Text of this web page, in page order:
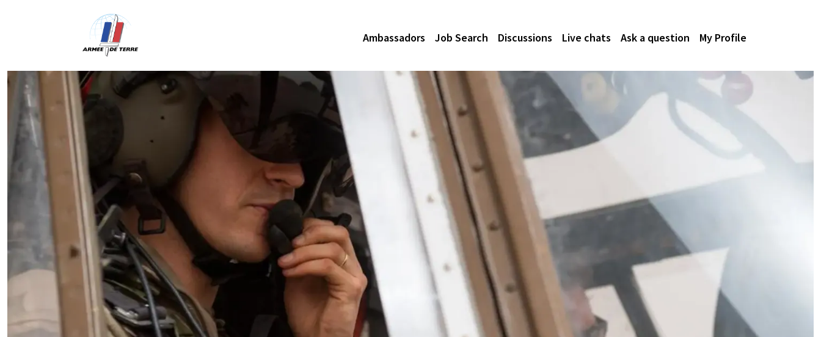
Ambassadors Job Search Discussions Live chats Ask a question My Profile